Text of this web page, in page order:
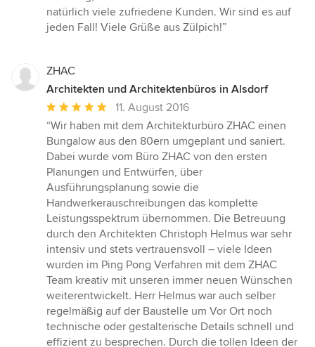
natürlich viele zufriedene Kunden. Wir sind es auf
jeden Fall! Viele Grüße aus Zülpich!”
ZHAC
Architekten und Architektenbüros in Alsdorf
Durchschnittliche
Bewertung:
5
von
5
Sternen
11. August 2016
“Wir haben mit dem Architekturbüro ZHAC einen
Bungalow aus den 80ern umgeplant und saniert.
Dabei wurde vom Büro ZHAC von den ersten
Planungen und Entwürfen, über
Ausführungsplanung sowie die
Handwerkerauschreibungen das komplette
Leistungsspektrum übernommen. Die Betreuung
durch den Architekten Christoph Helmus war sehr
intensiv und stets vertrauensvoll – viele Ideen
wurden im Ping Pong Verfahren mit dem ZHAC
Team kreativ mit unseren immer neuen Wünschen
weiterentwickelt. Herr Helmus war auch selber
regelmäßig auf der Baustelle um Vor Ort noch
technische oder gestalterische Details schnell und
effizient zu besprechen. Durch die tollen Ideen der